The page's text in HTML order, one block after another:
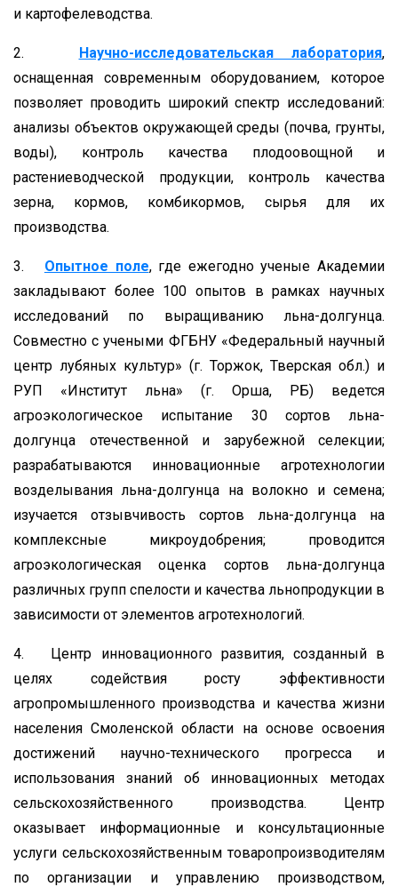
и картофелеводства.
2. Научно-исследовательская лаборатория,
оснащенная современным оборудованием, которое
позволяет проводить широкий спектр исследований:
анализы объектов окружающей среды (почва, грунты,
воды), контроль качества плодоовощной и
растениеводческой продукции, контроль качества
зерна, кормов, комбикормов, сырья для их
производства.
3. Опытное поле, где ежегодно ученые Академии
закладывают более 100 опытов в рамках научных
исследований по выращиванию льна-долгунца.
Совместно с учеными ФГБНУ «Федеральный научный
центр лубяных культур» (г. Торжок, Тверская обл.) и
РУП «Институт льна» (г. Орша, РБ) ведется
агроэкологическое испытание 30 сортов льна-
долгунца отечественной и зарубежной селекции;
разрабатываются инновационные агротехнологии
возделывания льна-долгунца на волокно и семена;
изучается отзывчивость сортов льна-долгунца на
комплексные микроудобрения; проводится
агроэкологическая оценка сортов льна-долгунца
различных групп спелости и качества льнопродукции в
зависимости от элементов агротехнологий.
4. Центр инновационного развития, созданный в
целях содействия росту эффективности
агропромышленного производства и качества жизни
населения Смоленской области на основе освоения
достижений научно-технического прогресса и
использования знаний об инновационных методах
сельскохозяйственного производства. Центр
оказывает информационные и консультационные
услуги сельскохозяйственным товаропроизводителям
по организации и управлению производством,